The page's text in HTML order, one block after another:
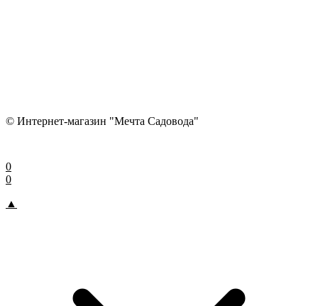
© Интернет-магазин "Мечта Садовода"
0
0
▲